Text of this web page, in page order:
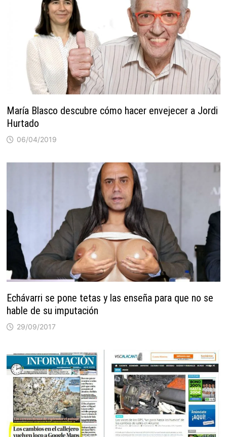
María Blasco descubre cómo hacer envejecer a Jordi
Hurtado
06/04/2019
Echávarri se pone tetas y las enseña para que no se
hable de su imputación
29/09/2017